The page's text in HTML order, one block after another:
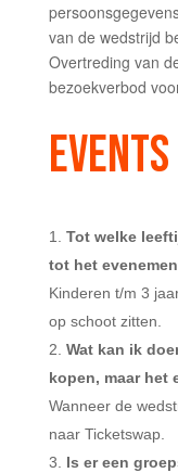
van de wedstrijd
Overtreding van
bezoekverbod
Tot welke
tot het
Kinderen t/m 3
op schoot zitten.
Wat kan ik
kopen, maar het
Wanneer de
naar Ticketswap.
Is er een